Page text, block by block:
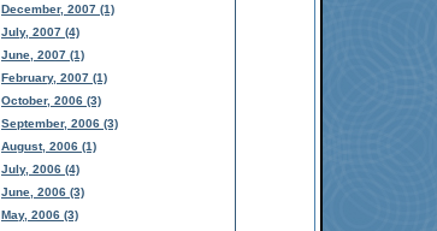
December, 2007 (1)
July, 2007 (4)
June, 2007 (1)
February, 2007 (1)
October, 2006 (3)
September, 2006 (3)
August, 2006 (1)
July, 2006 (4)
June, 2006 (3)
May, 2006 (3)